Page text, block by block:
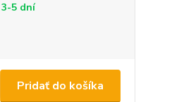
5 dní
Pridať do košíka